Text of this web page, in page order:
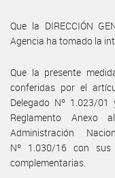
Que la DIRECCIÓN
Agencia ha tomado la
Que la presente
conferidas por el
Delegado Nº 1.023/
Reglamento Anexo
Administración
Nº 1.030/16 con sus
complementarias.